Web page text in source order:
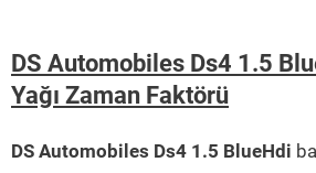
DS Automobiles Ds4 1.5
Yağı Zaman Faktörü
DS Automobiles Ds4 1.5 BlueHdi